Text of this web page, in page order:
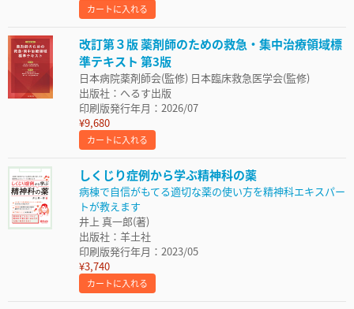
カートに入れる
改訂第３版 薬剤師のための救急・集中治療領域標
準テキスト 第3版
日本病院薬剤師会(監修) 日本臨床救急医学会(監修)
出版社：へるす出版
印刷版発行年月：2026/07
¥9,680
カートに入れる
しくじり症例から学ぶ精神科の薬
病棟で自信がもてる適切な薬の使い方を精神科エキスパー
トが教えます
井上 真一郎(著)
出版社：羊土社
印刷版発行年月：2023/05
¥3,740
カートに入れる